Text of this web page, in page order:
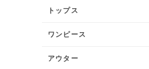
トップス
ワンピース
アウター